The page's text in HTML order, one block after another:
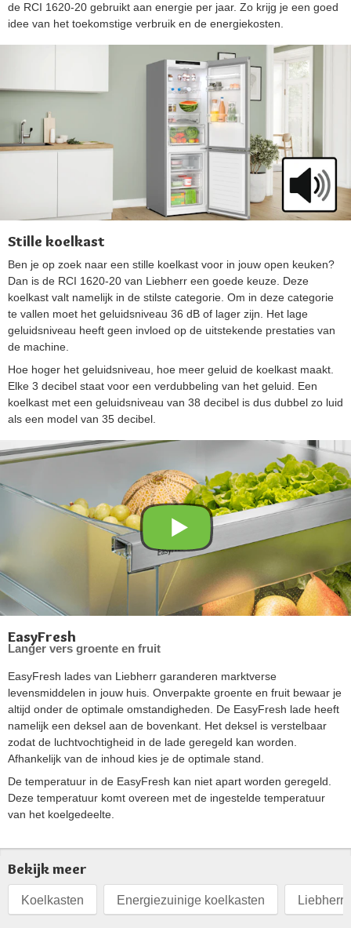
de RCI 1620-20 gebruikt aan energie per jaar. Zo krijg je een goed
idee van het toekomstige verbruik en de energiekosten.
Stille koelkast
Ben je op zoek naar een stille koelkast voor in jouw open keuken?
Dan is de RCI 1620-20 van Liebherr een goede keuze. Deze
koelkast valt namelijk in de stilste categorie. Om in deze categorie
te vallen moet het geluidsniveau 36 dB of lager zijn. Het lage
geluidsniveau heeft geen invloed op de uitstekende prestaties van
de machine.
Hoe hoger het geluidsniveau, hoe meer geluid de koelkast maakt.
Elke 3 decibel staat voor een verdubbeling van het geluid. Een
koelkast met een geluidsniveau van 38 decibel is dus dubbel zo luid
als een model van 35 decibel.
EasyFresh
Langer vers groente en fruit
EasyFresh lades van Liebherr garanderen marktverse
levensmiddelen in jouw huis. Onverpakte groente en fruit bewaar je
altijd onder de optimale omstandigheden. De EasyFresh lade heeft
namelijk een deksel aan de bovenkant. Het deksel is verstelbaar
zodat de luchtvochtigheid in de lade geregeld kan worden.
Afhankelijk van de inhoud kies je de optimale stand.
De temperatuur in de EasyFresh kan niet apart worden geregeld.
Deze temperatuur komt overeen met de ingestelde temperatuur
van het koelgedeelte.
Bekijk meer
Koelkasten Energiezuinige koelkasten Liebherr